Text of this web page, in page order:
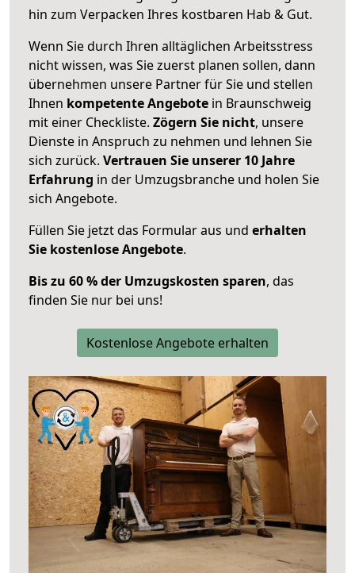
hin zum Verpacken Ihres kostbaren Hab & Gut.
Wenn Sie durch Ihren alltäglichen Arbeitsstress
nicht wissen, was Sie zuerst planen sollen, dann
übernehmen unsere Partner für Sie und stellen
Ihnen kompetente Angebote in Braunschweig
mit einer Checkliste. Zögern Sie nicht, unsere
Dienste in Anspruch zu nehmen und lehnen Sie
sich zurück. Vertrauen Sie unserer 10 Jahre
Erfahrung in der Umzugsbranche und holen Sie
sich Angebote.
Füllen Sie jetzt das Formular aus und erhalten
Sie kostenlose Angebote.
Bis zu 60 % der Umzugskosten sparen, das
finden Sie nur bei uns!
Kostenlose Angebote erhalten